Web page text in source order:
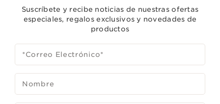
Suscríbete y recibe noticias de nuestras ofertas
especiales, regalos exclusivos y novedades de
productos
*Correo Electrónico*
Nombre